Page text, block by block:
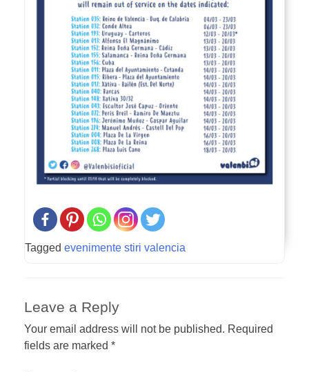
Tagged evenimente stiri valencia
Leave a Reply
Your email address will not be published. Required
fields are marked *